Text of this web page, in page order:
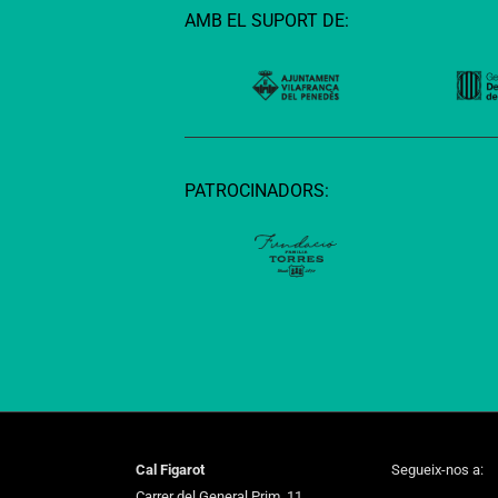
AMB EL SUPORT DE:
PATROCINADORS:
Cal Figarot
Segueix-nos a: